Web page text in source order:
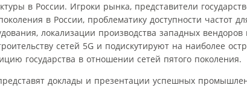
в России. Игроки рынка, представители
в России, проблематику доступности частот
локализации производства западных
сетей 5G и подискутируют на наиболее
государства в отношении сетей пятого поколения.
доклады и презентации успешных